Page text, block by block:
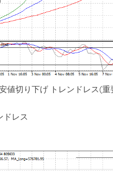
値切り下げ トレンドレス(
ドレス